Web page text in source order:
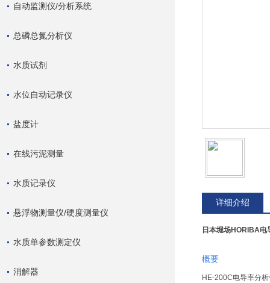
自动监测仪/分析系统
总磷总氮分析仪
水质试剂
水位自动记录仪
盐度计
在线污泥测量
水质记录仪
悬浮物测量仪/硬度测量仪
水质单参数测定仪
消解器
详细介绍
日本堀场HORIBA电
概要
HE-200C电导率分